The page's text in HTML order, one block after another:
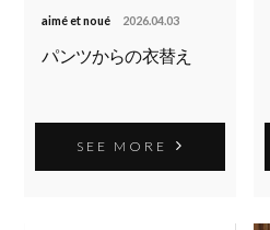
aimé et noué 2026.04.03
パンツからの衣替え
SEE MORE